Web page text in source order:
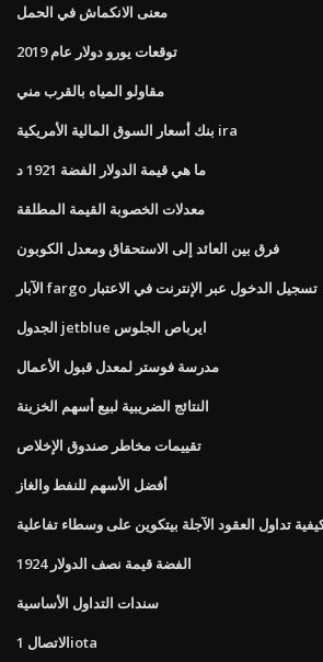
معنى الانكماش في الحمل
توقعات يورو دولار عام 2019
مقاولو المياه بالقرب مني
بنك أسعار السوق المالية الأمريكية ira
ما هي قيمة الدولار الفضة 1921 د
معدلات الخصوبة القيمة المطلقة
فرق بين العائد إلى الاستحقاق ومعدل الكوبون
الآبار fargo تسجيل الدخول عبر الإنترنت في الاعتبار
الجدول jetblue ايرباص الجلوس
مدرسة فوستر لمعدل قبول الأعمال
النتائج الضريبية لبيع أسهم الخزينة
تقييمات مخاطر صندوق الإخلاص
أفضل الأسهم للنفط والغاز
تداول العقود الآجلة بيتكوين على وسطاء تفاعلية
1924 الفضة قيمة نصف الدولار
سندات التداول الأساسية
الاتصال 1iota